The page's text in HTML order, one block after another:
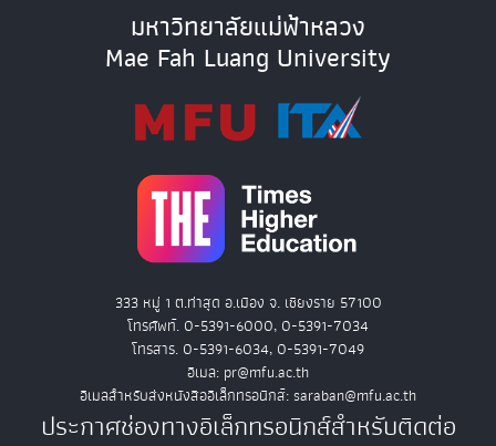
มหาวิทยาลัยแม่ฟ้าหลวง
Mae Fah Luang University
333 หมู่ 1 ต.ท่าสุด อ.เมือง จ. เชียงราย 57100
โทรศัพท์. 0-5391-6000, 0-5391-7034
โทรสาร. 0-5391-6034, 0-5391-7049
อีเมล: pr@mfu.ac.th
อีเมลสำหรับส่งหนังสืออิเล็กทรอนิกส์: saraban@mfu.ac.th
ประกาศช่องทางอิเล็กทรอนิกส์สำหรับติดต่อ